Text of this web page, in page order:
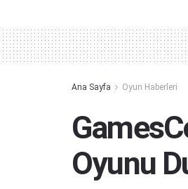
Ana Sayfa Oyun Haberleri
Oyunu